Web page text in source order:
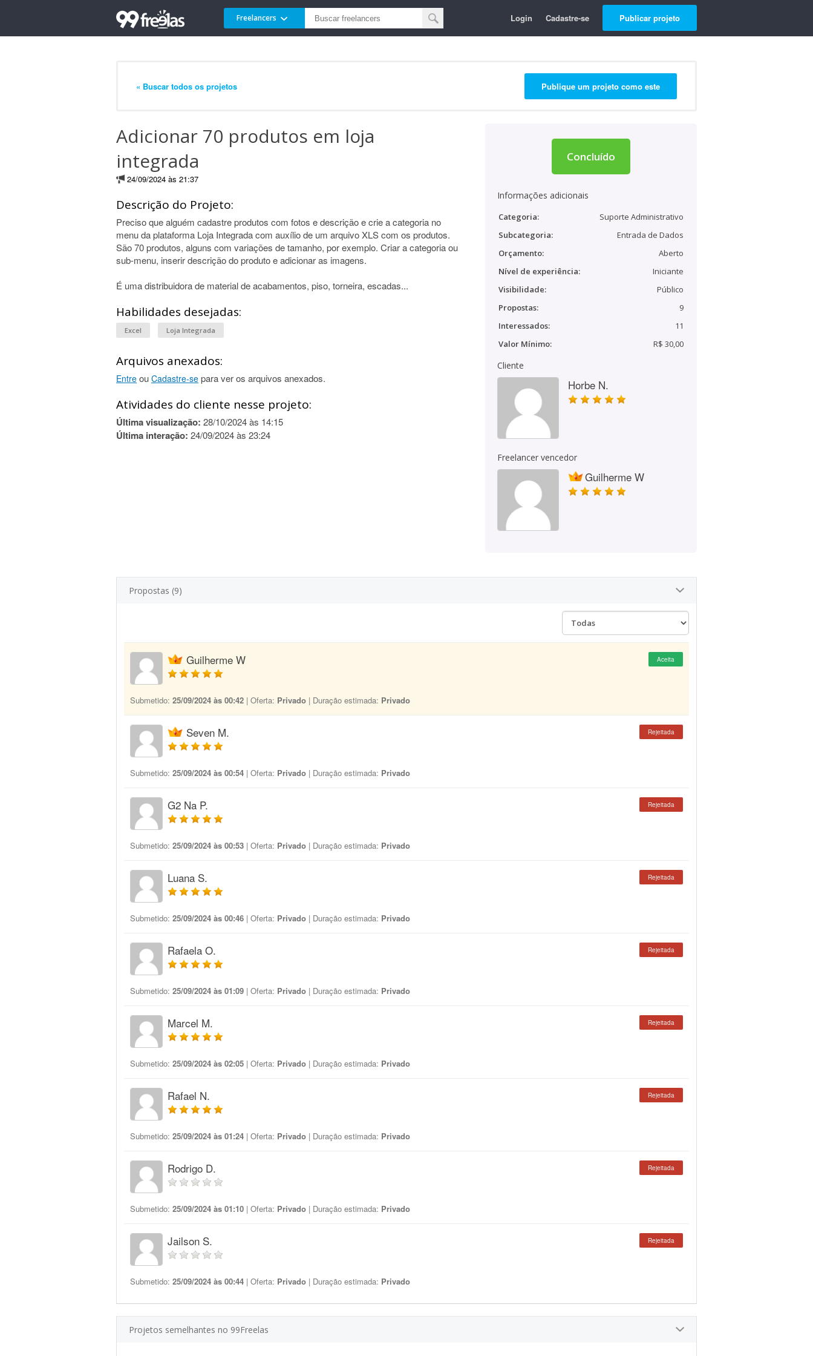
Freelancers Login Cadastre-se Publicar projeto
« Buscar todos os projetos Publique um projeto como este
Adicionar 70 produtos em loja
integrada
24/09/2024 às 21:37
Descrição do Projeto:
Preciso que alguém cadastre produtos com fotos e descrição e crie a categoria no
menu da plataforma Loja Integrada com auxílio de um arquivo XLS com os produtos.
São 70 produtos, alguns com variações de tamanho, por exemplo. Criar a categoria ou
sub-menu, inserir descrição do produto e adicionar as imagens.
É uma distribuidora de material de acabamentos, piso, torneira, escadas...
Habilidades desejadas:
Excel Loja Integrada
Arquivos anexados:
Entre ou Cadastre-se para ver os arquivos anexados.
Atividades do cliente nesse projeto:
Última visualização: 28/10/2024 às 14:15
Última interação: 24/09/2024 às 23:24
Concluído
Informações adicionais
Categoria:
Suporte Administrativo
Subcategoria:
Entrada de Dados
Orçamento:
Aberto
Nível de experiência:
Iniciante
Visibilidade:
Público
Propostas:
9
Interessados:
11
Valor Mínimo:
R$ 30,00
Cliente
Horbe N.
Freelancer vencedor
Guilherme W
Propostas (9)
Guilherme W Aceita
Submetido: 25/09/2024 às 00:42 | Oferta: Privado | Duração estimada: Privado
Seven M. Rejeitada
Submetido: 25/09/2024 às 00:54 | Oferta: Privado | Duração estimada: Privado
G2 Na P. Rejeitada
Submetido: 25/09/2024 às 00:53 | Oferta: Privado | Duração estimada: Privado
Luana S. Rejeitada
Submetido: 25/09/2024 às 00:46 | Oferta: Privado | Duração estimada: Privado
Rafaela O. Rejeitada
Submetido: 25/09/2024 às 01:09 | Oferta: Privado | Duração estimada: Privado
Marcel M. Rejeitada
Submetido: 25/09/2024 às 02:05 | Oferta: Privado | Duração estimada: Privado
Rafael N. Rejeitada
Submetido: 25/09/2024 às 01:24 | Oferta: Privado | Duração estimada: Privado
Rodrigo D. Rejeitada
Submetido: 25/09/2024 às 01:10 | Oferta: Privado | Duração estimada: Privado
Jailson S. Rejeitada
Submetido: 25/09/2024 às 00:44 | Oferta: Privado | Duração estimada: Privado
Projetos semelhantes no 99Freelas